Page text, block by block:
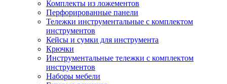
Комплекты из ложементов
Перфорированные панели
Тележки инструментальные с комплектом
инструментов
Кейсы и сумки для инструмента
Крючки
Инструментальные тележки с комплектом
инструментов
Наборы мебели